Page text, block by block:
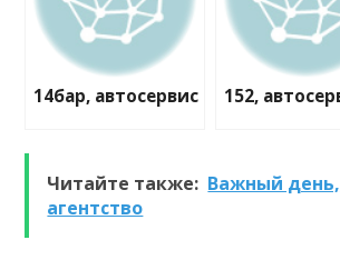
14бар, автосервис 152,
Читайте также: Важный
агентство